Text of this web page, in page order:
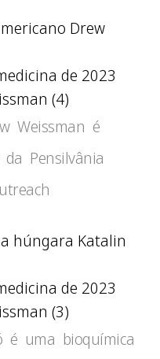
de 2023
(4)
Weissman é
Pensilvânia
de 2023
(3)
é uma bioquímica